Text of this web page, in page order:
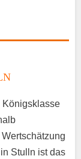
Königsklasse
Stulln ist das